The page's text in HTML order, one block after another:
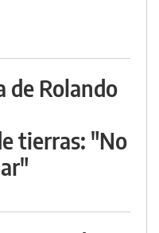
de Rolando
tierras: "No